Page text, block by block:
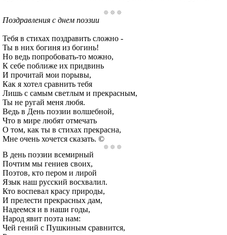
Поздравления с днем поэзии
Тебя в стихах поздравить сложно -
Ты в них богиня из богинь!
Но ведь попробовать-то можно,
К себе поближе их придвинь
И прочитай мои порывы,
Как я хотел сравнить тебя
Лишь с самым светлым и прекрасным,
Ты не ругай меня любя.
Ведь в День поэзии волшебной,
Что в мире любят отмечать
О том, как ты в стихах прекрасна,
Мне очень хочется сказать. ©
В день поэзии всемирный
Почтим мы гениев своих,
Поэтов, кто пером и лирой
Язык наш русский восхвалил.
Кто воспевал красу природы,
И прелести прекрасных дам,
Надеемся и в наши годы,
Народ явит поэта нам:
Чей гений с Пушкиным сравнится,